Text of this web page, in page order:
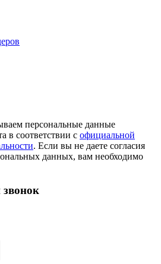
персональные данные
в соответствии с официальной
. Если вы не даете согласия
данных, вам необходимо